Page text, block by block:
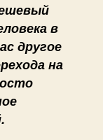
в
другое
на